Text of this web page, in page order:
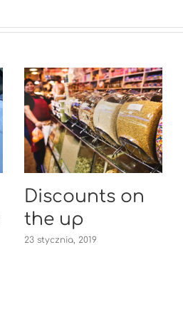
Discounts on
the up
23 stycznia, 2019